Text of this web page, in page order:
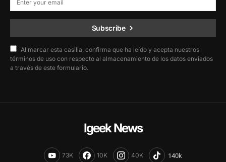
Subscribe
Al marcar esta casilla, confirma que ha leído y acepta nuestros
términos de uso con respecto al almacenamiento de los datos enviados
a través de este formulario.
Igeek News
73K 10K 40K